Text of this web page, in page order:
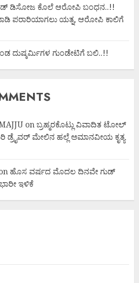
ಡಿಸೋಜ ಕೊಲೆ ಆರೋಪಿ ಬಂಧನ..!!
ಪರಾರಿಯಾಗಲು ಯತ್ನ, ಆರೋಪಿ ಕಾಲಿಗೆ
ದುಷ್ಕರ್ಮಿಗಳ ಗುಂಡೇಟಿಗೆ ಬಲಿ..!!
onಬ್ರಹ್ಮರಕೊಟ್ಲು ವಿವಾದಿತ ಟೋಲ್
ಡ್ರೈವರ್ ಮೇಲಿನ ಹಲ್ಲೆ ಅಮಾನವೀಯ ಕೃತ್ಯ
ಹೊಸ ವರ್ಷದ ಮೊದಲ ದಿನವೇ ಗುಡ್
ಇಳಿಕೆ